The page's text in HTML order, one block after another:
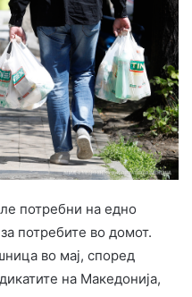
потребни на едно
потребите во домот.
во мај, според
на Македонија,